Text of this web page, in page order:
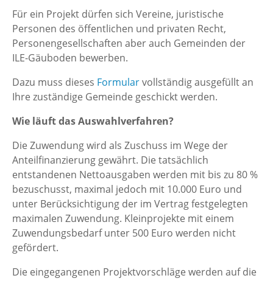
Für ein Projekt dürfen sich Vereine, juristische
Personen des öffentlichen und privaten Recht,
Personengesellschaften aber auch Gemeinden der
ILE-Gäuboden bewerben.
Dazu muss dieses Formularvollständig ausgefüllt an
Ihre zuständige Gemeinde geschickt werden.
Wie läuft das Auswahlverfahren?
Die Zuwendung wird als Zuschuss im Wege der
Anteilfinanzierung gewährt. Die tatsächlich
entstandenen Nettoausgaben werden mit bis zu 80 %
bezuschusst, maximal jedoch mit 10.000 Euro und
unter Berücksichtigung der im Vertrag festgelegten
maximalen Zuwendung. Kleinprojekte mit einem
Zuwendungsbedarf unter 500 Euro werden nicht
gefördert.
Die eingegangenen Projektvorschläge werden auf die